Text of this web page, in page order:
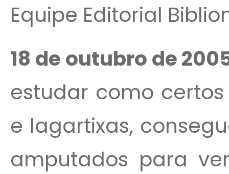
Equipe Editorial
18 de outubro de
estudar como
e lagartixas,
amputados para